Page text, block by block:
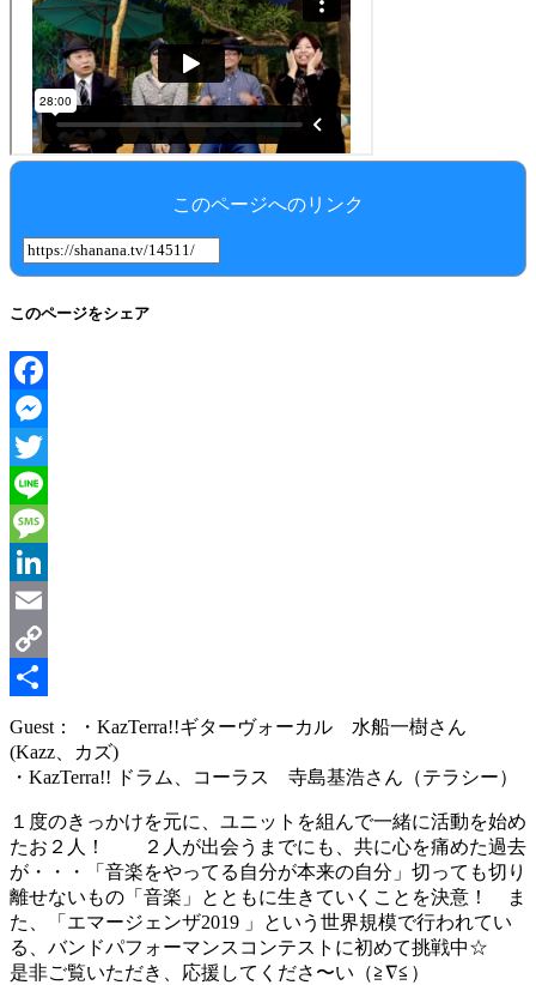
このページへのリンク
このページをシェア
Facebook
Messenger
Twitter
Line
Message
LinkedIn
Email
Copy
Link
共
有
Guest： ・KazTerra!!ギターヴォーカル 水船一樹さん
(Kazz、カズ)
・KazTerra!! ドラム、コーラス 寺島基浩さん（テラシー）
１度のきっかけを元に、ユニットを組んで一緒に活動を始め
たお２人！ ２人が出会うまでにも、共に心を痛めた過去
が・・・「音楽をやってる自分が本来の自分」切っても切り
離せないもの「音楽」とともに生きていくことを決意！ ま
た、「エマージェンザ2019 」という世界規模で行われてい
る、バンドパフォーマンスコンテストに初めて挑戦中☆
是非ご覧いただき、応援してくださ〜い（≧∇≦）